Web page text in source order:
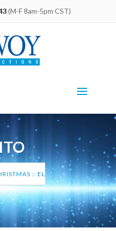
(M-F 8am-5pm CST)
:: EL